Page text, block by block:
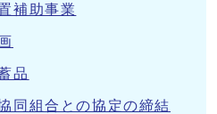
補助事業
品
同組合との協定の締結